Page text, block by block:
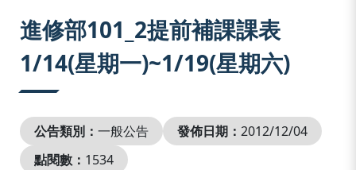
進修部101_2提前補課課表
1/14(星期一)~1/19(星期六)
公告類別： 一般公告 發佈日期： 2012/12/04
點閱數： 1534